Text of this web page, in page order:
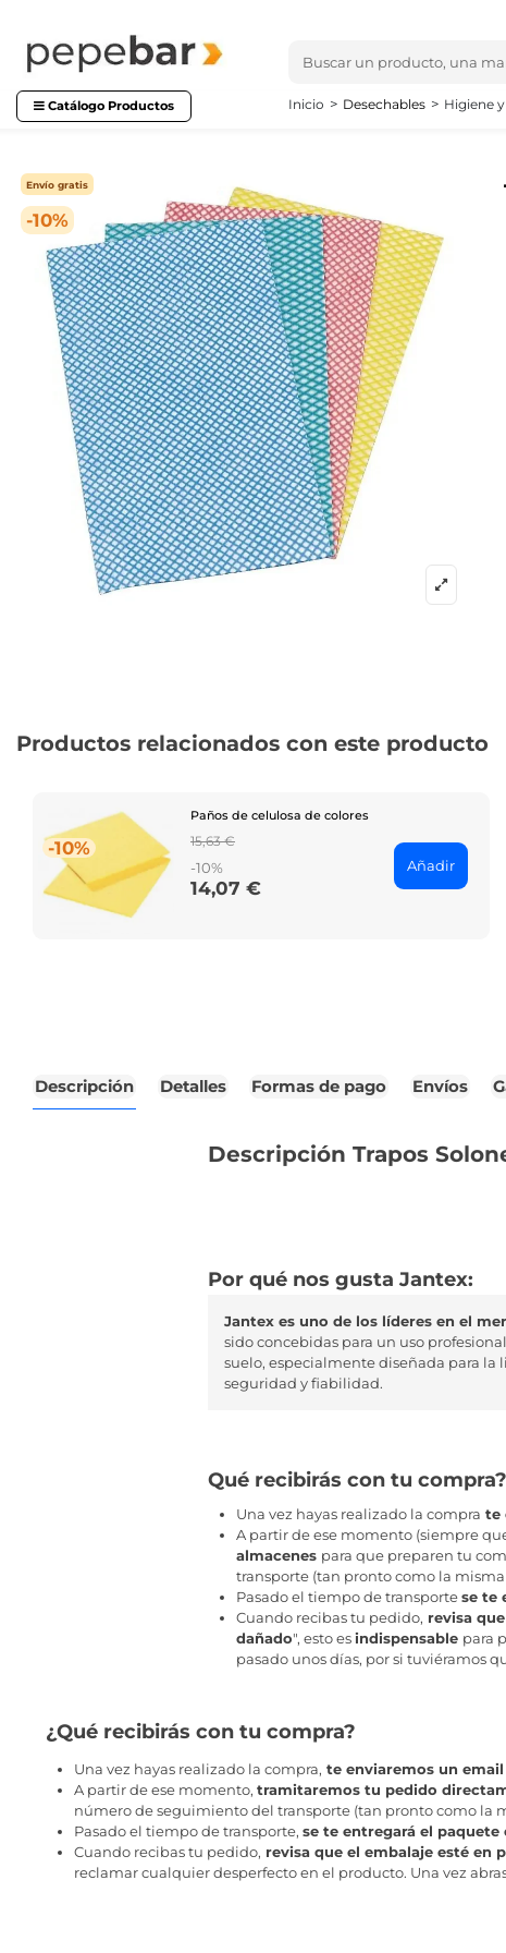
Catálogo Productos Inicio Desechables Higiene
-10%
Envío gratis
Productos relacionados con este producto
-10%
Paños de celulosa de colores
Regular
price
15,63 €
-10%
Price
14,07 €
Añadir
Descripción Detalles Formas de pago Envíos
Descripción Trapos
Por qué nos gusta Jantex:
Jantex es uno de los líderes en el
sido concebidas para un uso
suelo, especialmente diseñada para
seguridad y fiabilidad.
Qué recibirás con tu compra?
Una vez hayas realizado la compra te
A partir de ese momento (siempre
almacenes para que preparen tu
transporte (tan pronto como la
Pasado el tiempo de transportese te
Cuando recibas tu pedido, revisa
dañado", esto esindispensable para
pasado unos días, por si tuviéramos
¿Qué recibirás con tu compra?
Una vez hayas realizado la compra, te enviaremos un email
A partir de ese momento, tramitaremos tu pedido
número de seguimiento del transporte (tan pronto como la
Pasado el tiempo de transporte, se te entregará el
Cuando recibas tu pedido, revisa que el embalaje esté en
reclamar cualquier desperfecto en el producto. Una vez